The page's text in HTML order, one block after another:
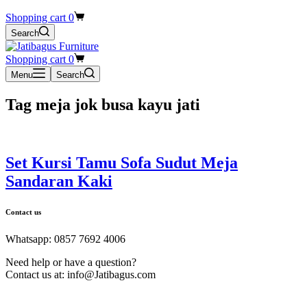
Shopping cart 0
Search
Shopping cart 0
Menu Search
Tag meja jok busa kayu jati
Set Kursi Tamu Sofa Sudut Meja
Sandaran Kaki
Contact us
Whatsapp: 0857 7692 4006
Need help or have a question?
Contact us at: info@Jatibagus.com